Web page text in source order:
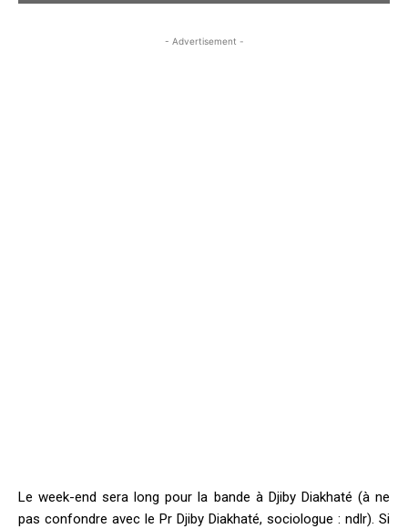
- Advertisement -
Le week-end sera long pour la bande à Djiby Diakhaté (à ne
pas confondre avec le Pr Djiby Diakhaté, sociologue : ndlr). Si